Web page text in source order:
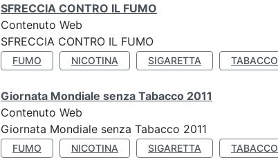
SFRECCIA CONTRO IL FUMO
Contenuto Web
SFRECCIA CONTRO IL FUMO
FUMO NICOTINA SIGARETTA TABACCO
Giornata Mondiale senza Tabacco 2011
Contenuto Web
Giornata Mondiale senza Tabacco 2011
FUMO NICOTINA SIGARETTA TABACCO